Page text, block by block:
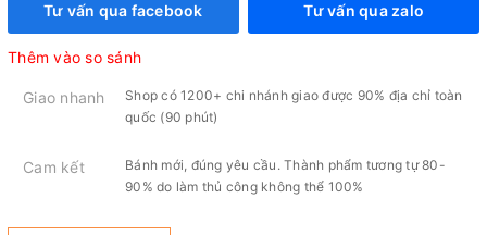
Tư vấn qua facebook Tư vấn qua zalo
Thêm vào so sánh
Giao nhanh
Shop có 1200+ chi nhánh giao được 90% địa chỉ toàn
quốc (90 phút)
Cam kết
Bánh mới, đúng yêu cầu. Thành phẩm tương tự 80-
90% do làm thủ công không thể 100%